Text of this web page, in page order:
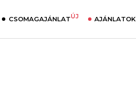
CSOMAGAJÁNLATÚJ AJÁNLATOK